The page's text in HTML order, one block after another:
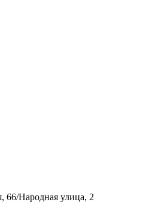
66/Народная улица, 2